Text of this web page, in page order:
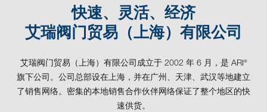
快速、灵活、经济
艾瑞阀门贸易（上海）有限公司
艾瑞阀门贸易（上海）有限公司成立于 2002 年 6 月，是 ARI®
旗下公司。公司总部设在上海，并在广州、天津、武汉等地建立
了销售网络。密集的本地销售合作伙伴网络保证了整个地区的快
速供货。